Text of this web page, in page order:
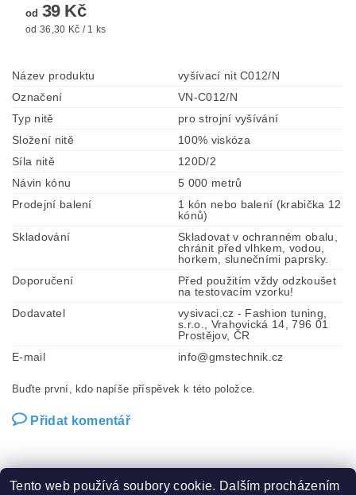
od 39 Kč
od 36,30 Kč / 1 ks
Název produktu
vyšívací nit C012/N
Označení
VN-C012/N
Typ nitě
pro strojní vyšívání
Složení nitě
100% viskóza
Síla nitě
120D/2
Návin kónu
5 000 metrů
Prodejní balení
1 kón nebo balení (krabička 12
kónů)
Skladování
Skladovat v ochranném obalu,
chránit před vlhkem, vodou,
horkem, slunečními paprsky.
Doporučení
Před použitím vždy odzkoušet
na testovacím vzorku!
Dodavatel
vysivaci.cz - Fashion tuning,
s.r.o., Vrahovická 14, 796 01
Prostějov, ČR
E-mail
info@gmstechnik.cz
Buďte první, kdo napíše příspěvek k této položce.
Přidat komentář
Tento web používá soubory cookie. Dalším procházením